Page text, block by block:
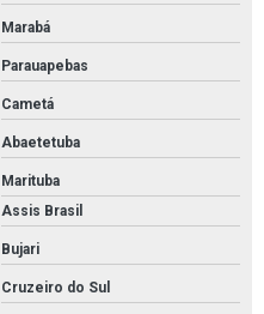
Marabá
Parauapebas
Cametá
Abaetetuba
Marituba
Assis Brasil
Bujari
Cruzeiro do Sul